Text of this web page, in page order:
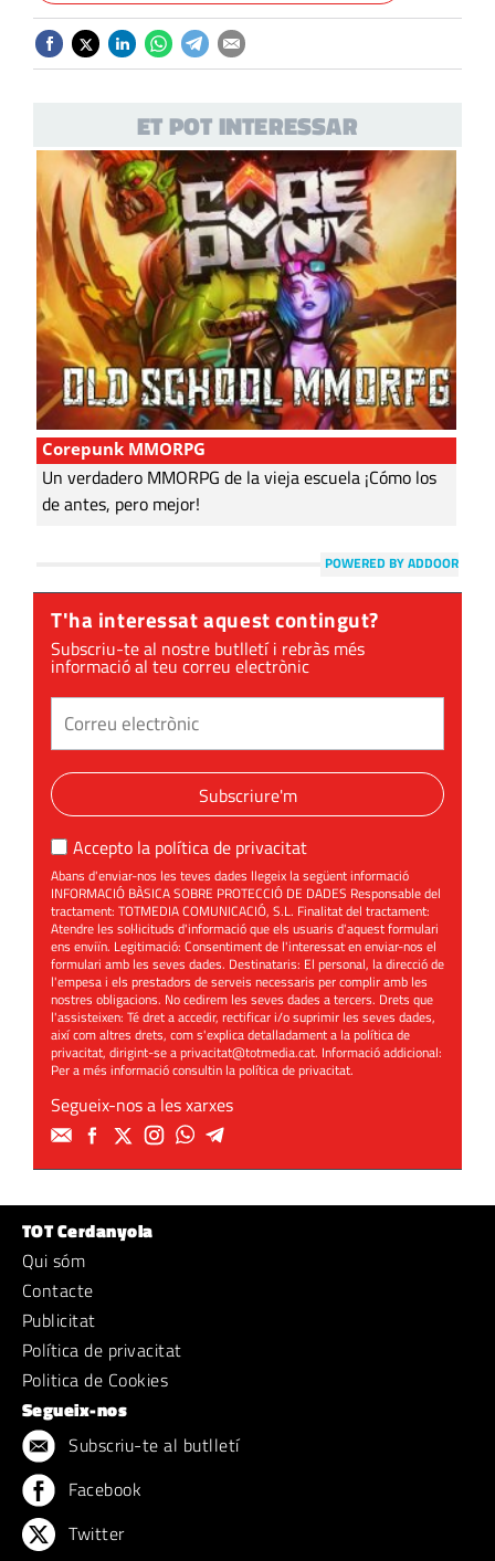
ET POT INTERESSAR
Corepunk MMORPG
Un verdadero MMORPG de la vieja escuela ¡Cómo los
de antes, pero mejor!
POWERED BY ADDOOR
T'ha interessat aquest contingut?
Subscriu-te al nostre butlletí i rebràs més
informació al teu correu electrònic
Subscriure'm
Accepto la política de privacitat
Abans d'enviar-nos les teves dades llegeix la següent informació
INFORMACIÓ BÀSICA SOBRE PROTECCIÓ DE DADES Responsable del
tractament: TOTMEDIA COMUNICACIÓ, S.L. Finalitat del tractament:
Atendre les sol·licituds d'informació que els usuaris d'aquest formulari
ens enviïn. Legitimació: Consentiment de l'interessat en enviar-nos el
formulari amb les seves dades. Destinataris: El personal, la direcció de
l'empesa i els prestadors de serveis necessaris per complir amb les
nostres obligacions. No cedirem les seves dades a tercers. Drets que
l'assisteixen: Té dret a accedir, rectificar i/o suprimir les seves dades,
així com altres drets, com s'explica detalladament a la política de
privacitat, dirigint-se aprivacitat@totmedia.cat. Informació addicional:
Per a més informació consultin lapolítica de privacitat.
Segueix-nos a les xarxes
TOT Cerdanyola
Qui sóm
Contacte
Publicitat
Política de privacitat
Politica de Cookies
Segueix-nos
Subscriu-te al butlletí
Facebook
Twitter